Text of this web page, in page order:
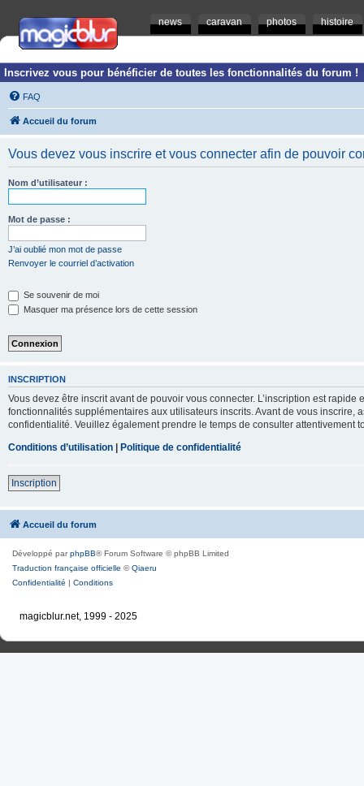
news caravan photos histoire
Inscrivez vous pour bénéficier de toutes les fonctionnalités du forum !
FAQ
Accueil du forum
Vous devez vous inscrire et vous connecter afin de pouvoir
Nom d’utilisateur :
Mot de passe :
J’ai oublié mon mot de passe
Renvoyer le courriel d’activation
Se souvenir de moi
Masquer ma présence lors de cette session
INSCRIPTION
Vous devez être inscrit avant de pouvoir vous connecter. L’inscription est
fonctionnalités supplémentaires aux utilisateurs inscrits. Avant de vous inscrire,
confidentialité. Veuillez également prendre le temps de consulter attentivement
Conditions d’utilisation | Politique de confidentialité
Inscription
Accueil du forum
Développé parphpBB® Forum Software © phpBB Limited
Traduction française officielle ©Qiaeru
Confidentialité | Conditions
magicblur.net, 1999 - 2025